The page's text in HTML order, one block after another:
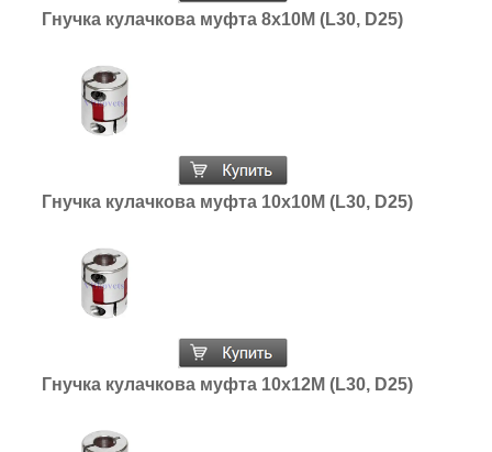
Гнучка кулачкова муфта 8х10М (L30, D25)
Гнучка кулачкова муфта 10х10М (L30, D25)
Гнучка кулачкова муфта 10х12М (L30, D25)